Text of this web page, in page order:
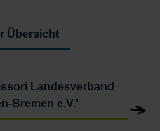
Übersicht
Landesverband
Bremen e.V.'